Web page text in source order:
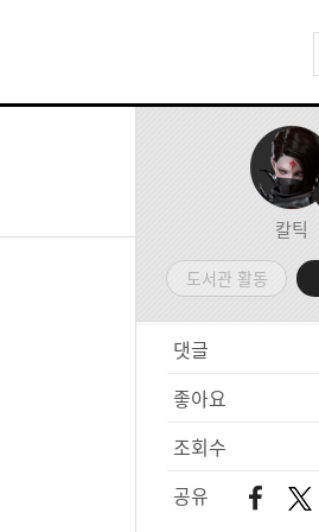
칼틱
도서관 활동
댓글
좋아요
조회수
공유